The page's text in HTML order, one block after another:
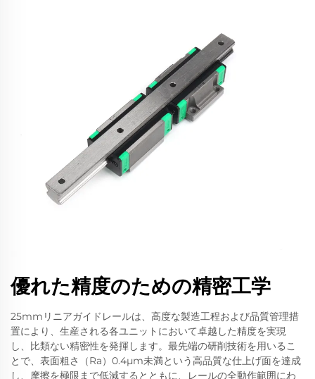
優れた精度のための精密工学
25mmリニアガイドレールは、高度な製造工程および品質管理措
置により、生産される各ユニットにおいて卓越した精度を実現
し、比類ない精密性を発揮します。最先端の研削技術を用いるこ
とで、表面粗さ（Ra）0.4μm未満という高品質な仕上げ面を達成
し、摩擦を極限まで低減するとともに、レールの全動作範囲にわ